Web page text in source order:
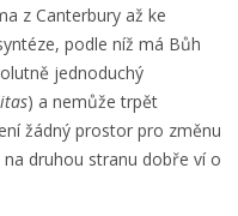
z Canterbury až ke
podle níž má Bůh
jednoduchý
) a nemůže trpět
žádný prostor pro změnu
druhou stranu dobře ví o